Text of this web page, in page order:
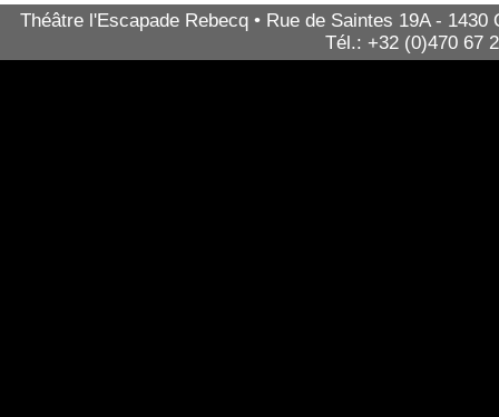
Théâtre l'Escapade Rebecq • Rue de Saintes 19A -
Tél.: +32 (0)470 67